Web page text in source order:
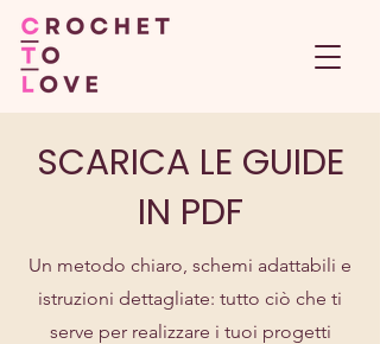
SCARICA LE GUIDE
IN PDF
Un metodo chiaro, schemi adattabili e
istruzioni dettagliate: tutto ciò che ti
serve per realizzare i tuoi progetti